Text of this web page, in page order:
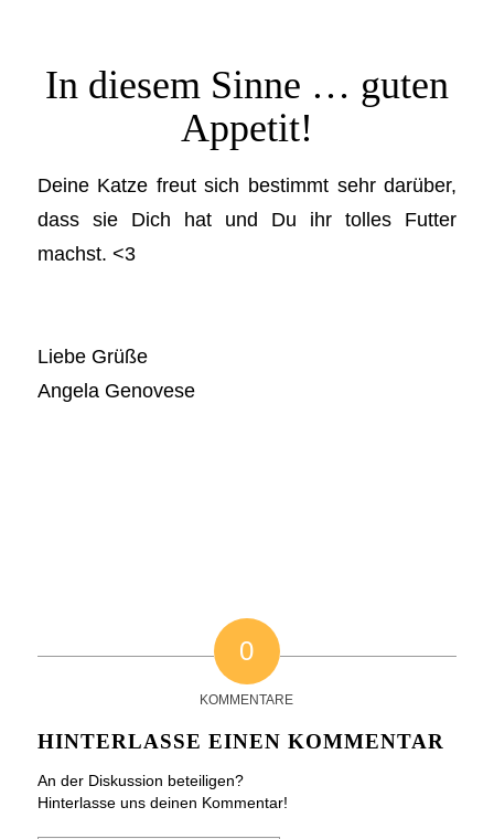
In diesem Sinne … guten
Appetit!
Deine Katze freut sich bestimmt sehr darüber,
dass sie Dich hat und Du ihr tolles Futter
machst. <3
Liebe Grüße
Angela Genovese
0
KOMMENTARE
HINTERLASSE EINEN KOMMENTAR
An der Diskussion beteiligen?
Hinterlasse uns deinen Kommentar!